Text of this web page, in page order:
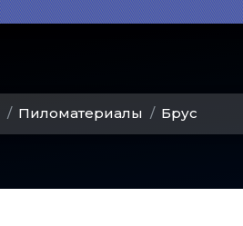
Пиломатериалы Брус